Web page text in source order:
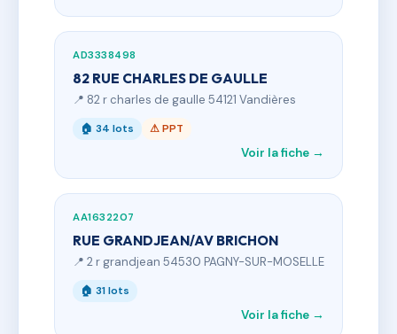
AD3338498
82 RUE CHARLES DE GAULLE
📍 82 r charles de gaulle 54121 Vandières
🏠 34 lots ⚠ PPT
Voir la fiche →
AA1632207
RUE GRANDJEAN/AV BRICHON
📍 2 r grandjean 54530 PAGNY-SUR-MOSELLE
🏠 31 lots
Voir la fiche →